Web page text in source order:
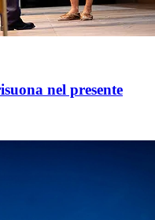
nel presente